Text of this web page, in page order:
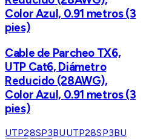
Color Azul, 0.91 metros (3
pies)
Cable de Parcheo TX6,
UTP Cat6, Diámetro
Reducido (28AWG),
Color Azul, 0.91 metros (3
pies)
UTP28SP3BUUTP28SP3BU